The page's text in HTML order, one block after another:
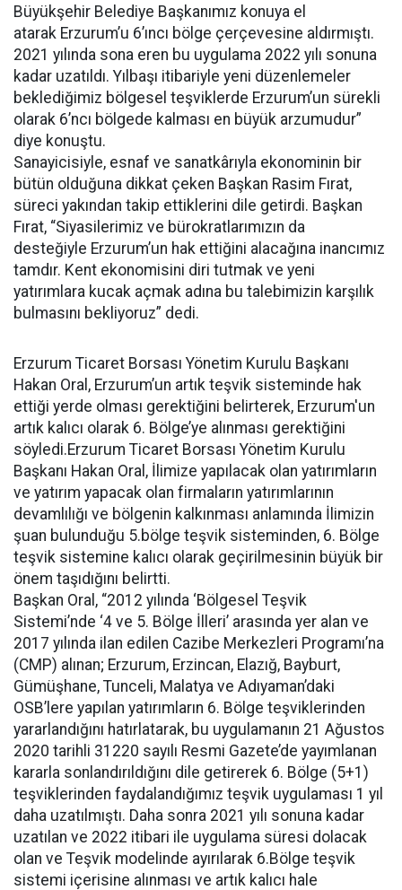
Büyükşehir Belediye Başkanımız konuya el
atarak Erzurum’u 6’ıncı bölge çerçevesine aldırmıştı.
2021 yılında sona eren bu uygulama 2022 yılı sonuna
kadar uzatıldı. Yılbaşı itibariyle yeni düzenlemeler
beklediğimiz bölgesel teşviklerde Erzurum’un sürekli
olarak 6’ncı bölgede kalması en büyük arzumudur”
diye konuştu.
Sanayicisiyle, esnaf ve sanatkârıyla ekonominin bir
bütün olduğuna dikkat çeken Başkan Rasim Fırat,
süreci yakından takip ettiklerini dile getirdi. Başkan
Fırat, “Siyasilerimiz ve bürokratlarımızın da
desteğiyle Erzurum’un hak ettiğini alacağına inancımız
tamdır. Kent ekonomisini diri tutmak ve yeni
yatırımlara kucak açmak adına bu talebimizin karşılık
bulmasını bekliyoruz” dedi.
Erzurum Ticaret Borsası Yönetim Kurulu Başkanı
Hakan Oral, Erzurum’un artık teşvik sisteminde hak
ettiği yerde olması gerektiğini belirterek, Erzurum'un
artık kalıcı olarak 6. Bölge’ye alınması gerektiğini
söyledi.Erzurum Ticaret Borsası Yönetim Kurulu
Başkanı Hakan Oral, İlimize yapılacak olan yatırımların
ve yatırım yapacak olan firmaların yatırımlarının
devamlılığı ve bölgenin kalkınması anlamında İlimizin
şuan bulunduğu 5.bölge teşvik sisteminden, 6. Bölge
teşvik sistemine kalıcı olarak geçirilmesinin büyük bir
önem taşıdığını belirtti.
Başkan Oral, “2012 yılında ‘Bölgesel Teşvik
Sistemi’nde ‘4 ve 5. Bölge İlleri’ arasında yer alan ve
2017 yılında ilan edilen Cazibe Merkezleri Programı’na
(CMP) alınan; Erzurum, Erzincan, Elazığ, Bayburt,
Gümüşhane, Tunceli, Malatya ve Adıyaman’daki
OSB’lere yapılan yatırımların 6. Bölge teşviklerinden
yararlandığını hatırlatarak, bu uygulamanın 21 Ağustos
2020 tarihli 31220 sayılı Resmi Gazete’de yayımlanan
kararla sonlandırıldığını dile getirerek 6. Bölge (5+1)
teşviklerinden faydalandığımız teşvik uygulaması 1 yıl
daha uzatılmıştı. Daha sonra 2021 yılı sonuna kadar
uzatılan ve 2022 itibari ile uygulama süresi dolacak
olan ve Teşvik modelinde ayırılarak 6.Bölge teşvik
sistemi içerisine alınması ve artık kalıcı hale